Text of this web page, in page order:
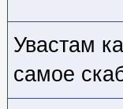
Увастам
самое